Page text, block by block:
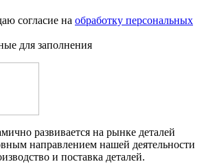
согласие на обработку персональных
для заполнения
развивается на рынке деталей
направлением нашей деятельности
и поставка деталей.